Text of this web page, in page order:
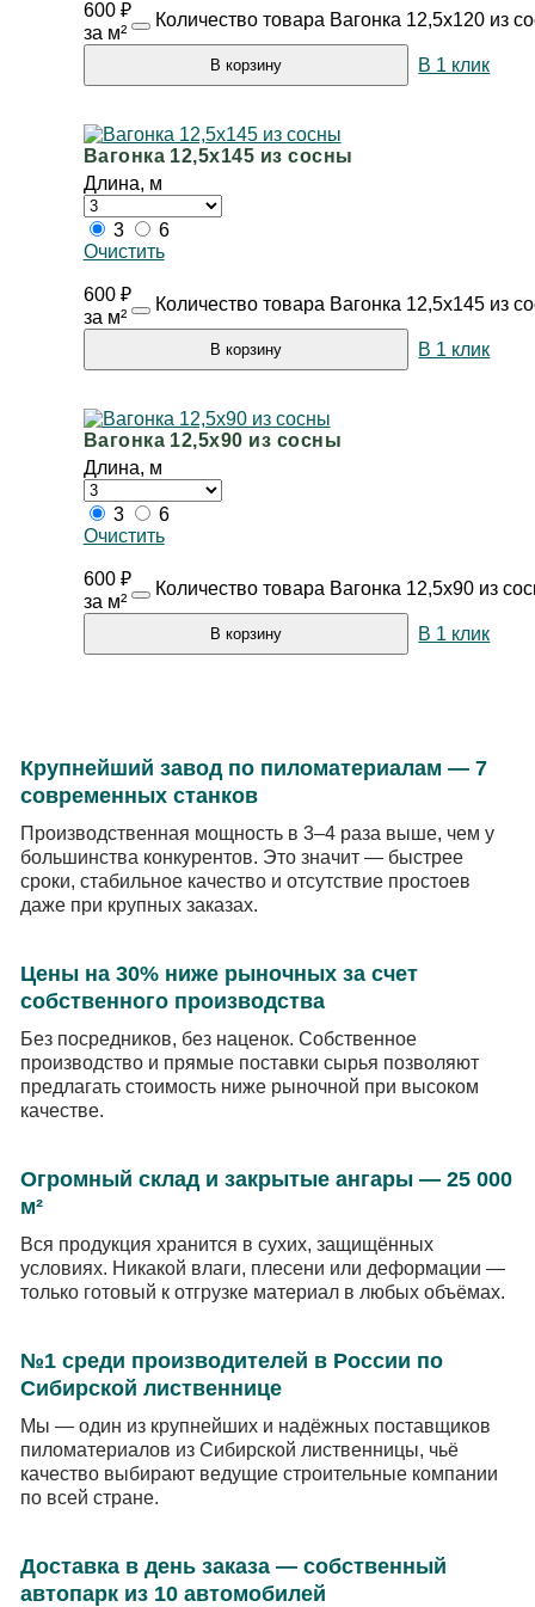
600 ₽
за м²
Количество товара Вагонка 12,5х120 из
В корзину В 1 клик
Вагонка 12,5х145 из сосны
Длина, м
3
6
Очистить
600 ₽
за м²
Количество товара Вагонка 12,5х145 из
В корзину В 1 клик
Вагонка 12,5х90 из сосны
Длина, м
3
6
Очистить
600 ₽
за м²
Количество товара Вагонка 12,5х90 из
В корзину В 1 клик
Крупнейший завод по пиломатериалам — 7
современных станков
Производственная мощность в 3–4 раза выше, чем у
большинства конкурентов. Это значит — быстрее
сроки, стабильное качество и отсутствие простоев
даже при крупных заказах.
Цены на 30% ниже рыночных за счет
собственного производства
Без посредников, без наценок. Собственное
производство и прямые поставки сырья позволяют
предлагать стоимость ниже рыночной при высоком
качестве.
Огромный склад и закрытые ангары — 25 000
м²
Вся продукция хранится в сухих, защищённых
условиях. Никакой влаги, плесени или деформации —
только готовый к отгрузке материал в любых объёмах.
№1 среди производителей в России по
Сибирской лиственнице
Мы — один из крупнейших и надёжных поставщиков
пиломатериалов из Сибирской лиственницы, чьё
качество выбирают ведущие строительные компании
по всей стране.
Доставка в день заказа — собственный
автопарк из 10 автомобилей